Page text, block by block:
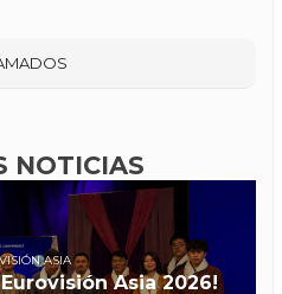
NOTICIAS
ASIA
Asia 2026!